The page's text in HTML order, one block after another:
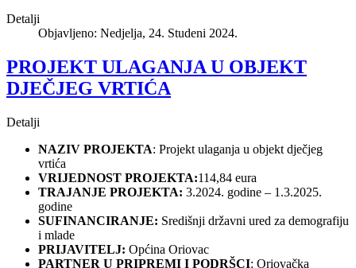
Detalji
Objavljeno: Nedjelja, 24. Studeni 2024.
PROJEKT ULAGANJA U OBJEKT
DJEČJEG VRTIĆA
Detalji
NAZIV PROJEKTA: Projekt ulaganja u objekt dječjeg
vrtića
VRIJEDNOST PROJEKTA:114,84 eura
TRAJANJE PROJEKTA: 3.2024. godine – 1.3.2025.
godine
SUFINANCIRANJE: Središnji državni ured za demografiju
i mlade
PRIJAVITELJ: Općina Oriovac
PARTNER U PRIPREMI I PODRŠCI: Oriovačka